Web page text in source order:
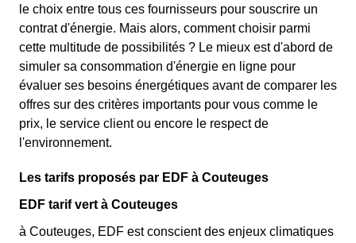
le choix entre tous ces fournisseurs pour souscrire un
contrat d'énergie. Mais alors, comment choisir parmi
cette multitude de possibilités ? Le mieux est d'abord de
simuler sa consommation d'énergie en ligne pour
évaluer ses besoins énergétiques avant de comparer les
offres sur des critères importants pour vous comme le
prix, le service client ou encore le respect de
l'environnement.
Les tarifs proposés par EDF à Couteuges
EDF tarif vert à Couteuges
à Couteuges, EDF est conscient des enjeux climatiques